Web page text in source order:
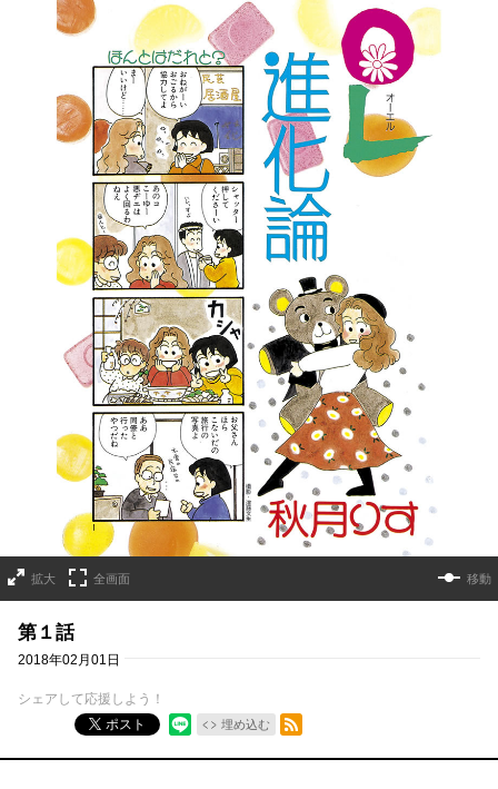
拡大 全画面 移動
第１話
2018年02月01日
シェアして応援しよう！
ポスト
埋め込む
RSSフィード